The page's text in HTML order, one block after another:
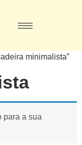
minimalista”
para a sua